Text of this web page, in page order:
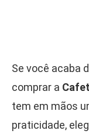
Se você acaba
comprar a
tem em mãos
praticidade,